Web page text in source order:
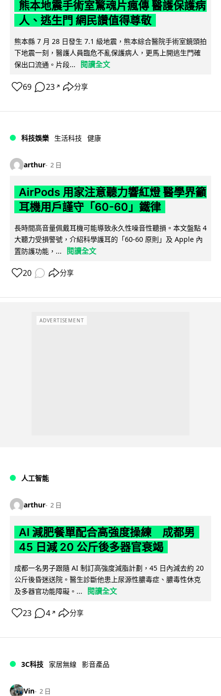
熊本地震手術室驚魂片瘋傳 醫護保護病
人、逃生門 網民讚值得尊敬
熊本縣 7 月 28 日發生 7.1 級地震，熊本綜合醫院手術室鏡頭拍
下地震一刻，醫護人員臨危不亂保護病人，更馬上開逃生門確
保出口流通。片段...
閱讀全文
69 23 ↗ 分享
科技娛樂 生活科技 健康
arthur 2 日
AirPods 用家注意聽力響紅燈 醫學界籲
耳機用戶謹守「60-60」鐵律
長時間高音量佩戴耳機可能導致永久性噪音性聽損。本文盤點 4
大聽力受損警號，介紹科學護耳的「60-60 原則」及 Apple 內
置防護功能，...
閱讀全文
20 分享
ADVERTISEMENT
人工智能
arthur 2 日
AI 減肥餐單配合高強度操練 成都男
45 日減 20 公斤後多器官衰竭
成都一名男子跟隨 AI 制訂高強度減脂計劃，45 日內減去約 20
公斤後昏迷送院。醫生診斷他患上尿源性膿毒症、膿毒性休克
及多器官功能障礙。...
閱讀全文
23 4 ↗ 分享
3C科技 家居無線 影音產品
Vin 2 日